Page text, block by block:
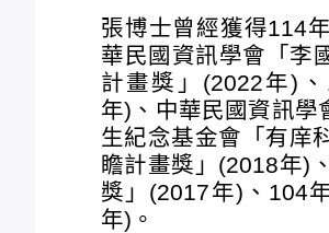
張博士曾經獲得114
華民國資訊學會「李
計畫獎」(2022年)
年)、中華民國資訊學
生紀念基金會「有庠
瞻計畫獎」(2018年)
獎」(2017年)、104
年)。